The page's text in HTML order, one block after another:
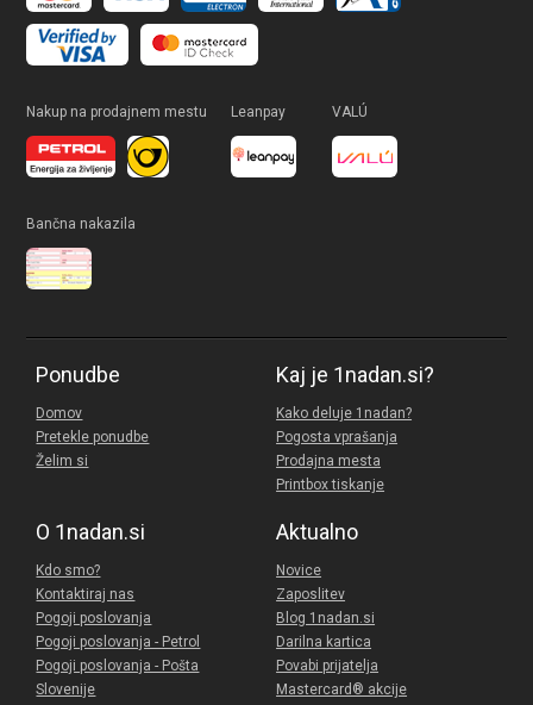
Nakup na prodajnem mestu Leanpay VALÚ
Bančna nakazila
Ponudbe
Domov
Pretekle ponudbe
Želim si
Kaj je 1nadan.si?
Kako deluje 1nadan?
Pogosta vprašanja
Prodajna mesta
Printbox tiskanje
O 1nadan.si
Kdo smo?
Kontaktiraj nas
Pogoji poslovanja
Pogoji poslovanja - Petrol
Pogoji poslovanja - Pošta
Slovenije
Aktualno
Novice
Zaposlitev
Blog 1nadan.si
Darilna kartica
Povabi prijatelja
Mastercard® akcije